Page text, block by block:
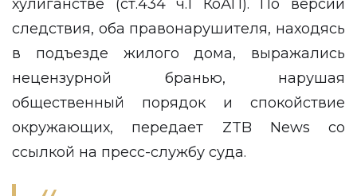
хулиганстве (ст.434 ч.1 КоАП). По версии
следствия, оба правонарушителя, находясь
в подъезде жилого дома, выражались
нецензурной бранью, нарушая
общественный порядок и спокойствие
окружающих, передает ZTB News со
ссылкой на пресс-службу суда.